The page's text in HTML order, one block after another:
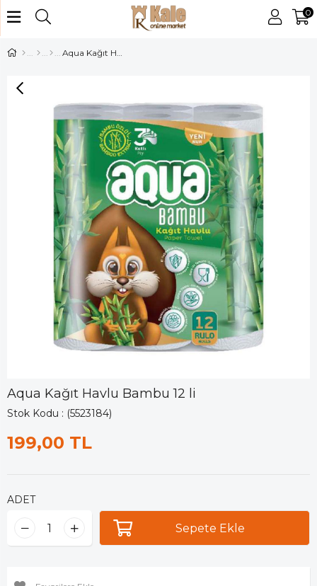
0
Aqua Kağıt Havlu Bambu 12 li
Aqua Kağıt Havlu Bambu 12 li
Stok Kodu (5523184)
199,00 TL
ADET